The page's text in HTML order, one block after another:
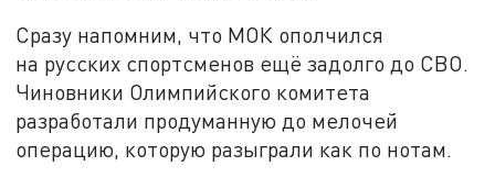
Сразу напомним, что МОК ополчился
на русских спортсменов ещё задолго до СВО.
Чиновники Олимпийского комитета
разработали продуманную до мелочей
операцию, которую разыграли как по нотам.